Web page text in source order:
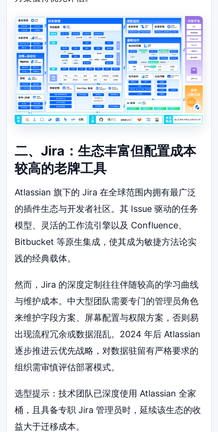
二、Jira：生态丰富但配置成本
较高的老牌工具
Atlassian 旗下的 Jira 在全球范围内拥有最广泛
的插件生态与开发者社区。其 Issue 驱动的任务
模型、灵活的工作流引擎以及 Confluence、
Bitbucket 等原生集成，使其成为敏捷方法论实
践的经典载体。
然而，Jira 的深度定制往往伴随较高的学习曲线
与维护成本。中大型团队需要专门的管理员角色
来维护字段方案、屏幕配置与权限方案，否则易
出现流程冗余或数据混乱。2024 年后 Atlassian
逐步推进云优先战略，对数据驻留有严格要求的
组织需审慎评估部署模式。
选型提示：技术团队已深度使用 Atlassian 全家
桶，且具备专职 Jira 管理员时，延续该生态的收
益大于迁移成本。